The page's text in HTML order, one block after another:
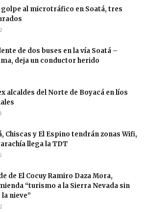
golpe al microtráfico en Soatá, tres
de dos buses en la vía Soatá –
deja un conductor herido
alcaldes del Norte de Boyacá en líos
Chiscas y El Espino tendrán zonas Wifi,
llega la TDT
de El Cocuy Ramiro Daza Mora,
“turismo a la Sierra Nevada sin
nieve”